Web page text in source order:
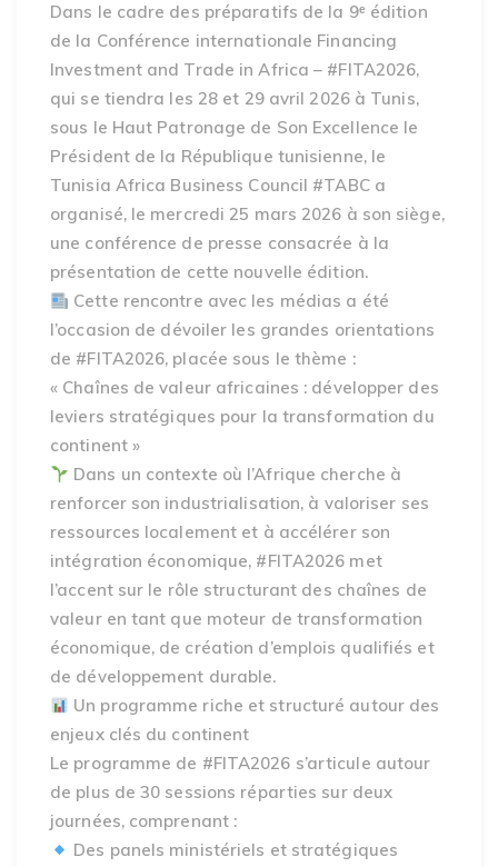
Dans le cadre des préparatifs de la 9ᵉ édition
de la Conférence internationale Financing
Investment and Trade in Africa – #FITA2026,
qui se tiendra les 28 et 29 avril 2026 à Tunis,
sous le Haut Patronage de Son Excellence le
Président de la République tunisienne, le
Tunisia Africa Business Council #TABC a
organisé, le mercredi 25 mars 2026 à son siège,
une conférence de presse consacrée à la
présentation de cette nouvelle édition.
Cette rencontre avec les médias a été
l’occasion de dévoiler les grandes orientations
de #FITA2026, placée sous le thème :
« Chaînes de valeur africaines : développer des
leviers stratégiques pour la transformation du
continent »
Dans un contexte où l’Afrique cherche à
renforcer son industrialisation, à valoriser ses
ressources localement et à accélérer son
intégration économique, #FITA2026 met
l’accent sur le rôle structurant des chaînes de
valeur en tant que moteur de transformation
économique, de création d’emplois qualifiés et
de développement durable.
Un programme riche et structuré autour des
enjeux clés du continent
Le programme de #FITA2026 s’articule autour
de plus de 30 sessions réparties sur deux
journées, comprenant :
Des panels ministériels et stratégiques